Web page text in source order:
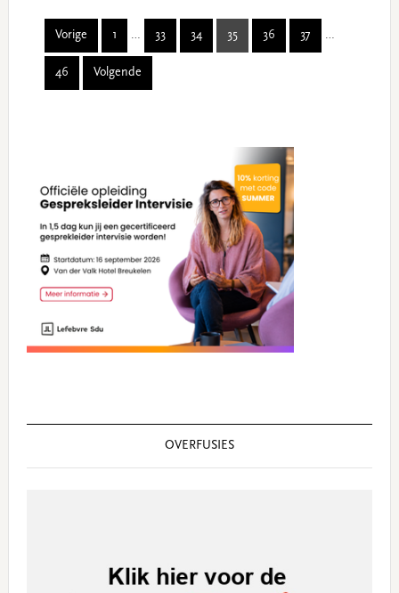
Vorige Page
1
Interim
pages
omitted
… Page
33 Page
34 Page
35 Page
36 Page
37 …
Page
46 Volgende
OVERFUSIES